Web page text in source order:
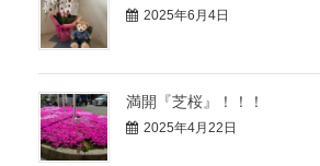
2025年6月4日
満開『芝桜』！！！
2025年4月22日